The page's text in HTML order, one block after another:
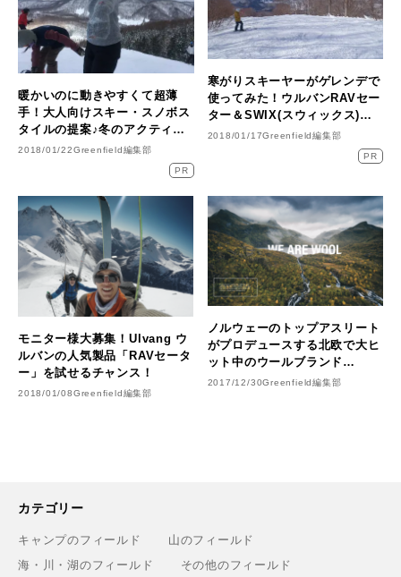
暖かいのに動きやすくて超薄
手！大人向けスキー・スノボス
タイルの提案♪冬のアクティビ
ティで大活躍「Ulvang」の
2018/01/22Greenfield編集部
PR
寒がりスキーヤーがゲレンデで
使ってみた！ウルバンRAVセー
ター＆SWIX(スウィックス)ベ
ースレイヤー
2018/01/17Greenfield編集部
PR
モニター様大募集！Ulvang ウ
ルバンの人気製品「RAVセータ
ー」を試せるチャンス！
2018/01/08Greenfield編集部
ノルウェーのトップアスリート
がプロデュースする北欧で大ヒ
ット中のウールブランド
「Ulvang ウルバン」のRAVセ
2017/12/30Greenfield編集部
カテゴリー
キャンプのフィールド
山のフィールド
海・川・湖のフィールド
その他のフィールド